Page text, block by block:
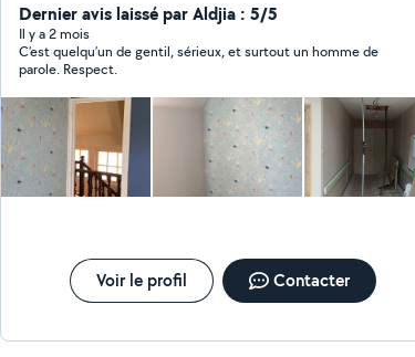
lessiver, enduire) Choisir et utiliser les produits de
préparation, de finition et les conditions d'application
Appliquer les produits (peinture, vernis, crépi) Poser
des revêtements muraux : papier peint, toile de verre,
Nettoyage des chantiers Hésitez pas à me contacter
pour réaliser votre travaux Cordialement
Dernier avis laissé par Aldjia : 5/5
Il y a 2 mois
C’est quelqu’un de gentil, sérieux, et surtout un homme de
parole. Respect.
Voir le profil Contacter